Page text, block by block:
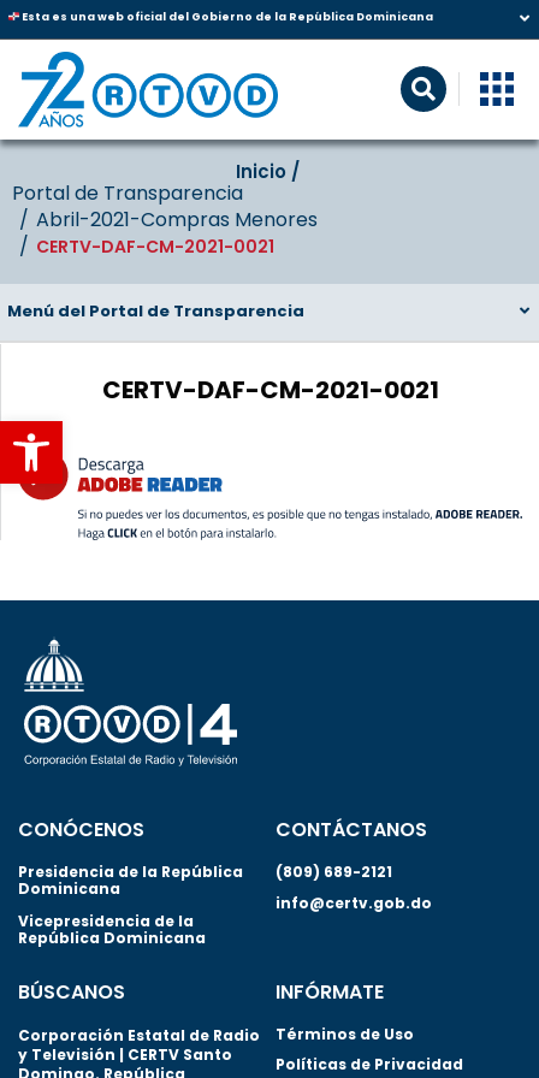
Abrir barra de herramientas
Esta es una web oficial del Gobierno de la República Dominicana
Inicio‎‎ /‎ ‎
Portal de Transparencia
Abril-2021-Compras Menores
CERTV-DAF-CM-2021-0021
Menú del Portal de Transparencia
CERTV-DAF-CM-2021-0021
CONÓCENOS
Presidencia de la República
Dominicana
Vicepresidencia de la
República Dominicana
CONTÁCTANOS
(809) 689-2121
info@certv.gob.do
BÚSCANOS
Corporación Estatal de Radio
y Televisión | CERTV Santo
Domingo. República
INFÓRMATE
Términos de Uso
Políticas de Privacidad